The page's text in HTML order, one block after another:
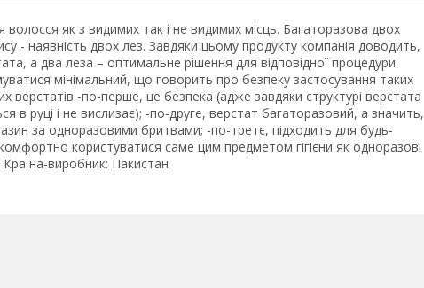
волосся як з видимих так і не видимих місць. Багаторазова двох
- наявність двох лез. Завдяки цьому продукту компанія доводить,
а два леза – оптимальне рішення для відповідної процедури.
мінімальний, що говорить про безпеку застосування таких
верстатів -по-перше, це безпека (адже завдяки структурі верстата
в руці і не вислизає); -по-друге, верстат багаторазовий, а значить,
за одноразовими бритвами; -по-третє, підходить для будь-
користуватися саме цим предметом гігієни як одноразові
виробник: Пакистан